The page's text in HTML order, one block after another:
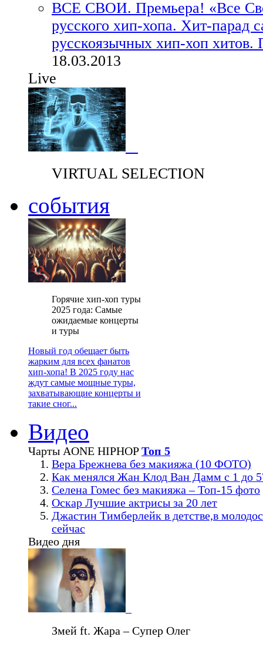
ВСЕ СВОИ. Премьера! «Все
русского хип-хопа. Хит-парад
русскоязычных хип-хоп хитов.
18.03.2013
Live
VIRTUAL SELECTION
события
Горячие хип-хоп туры
2025 года: Самые
ожидаемые концерты
и туры
Новый год обещает быть
жарким для всех фанатов
хип-хопа! В 2025 году нас
ждут самые мощные туры,
захватывающие концерты и
такие сног...
Видео
Чарты AONE HIPHOP Топ 5
Вера Брежнева без макияжа (10 ФОТО)
Как менялся Жан Клод Ван Дамм с 1 до
Селена Гомес без макияжа – Топ-15 фото
Оскар Лучшие актрисы за 20 лет
Джастин Тимберлейк в детстве,в
сейчас
Видео дня
Змей ft. Жара – Супер Олег